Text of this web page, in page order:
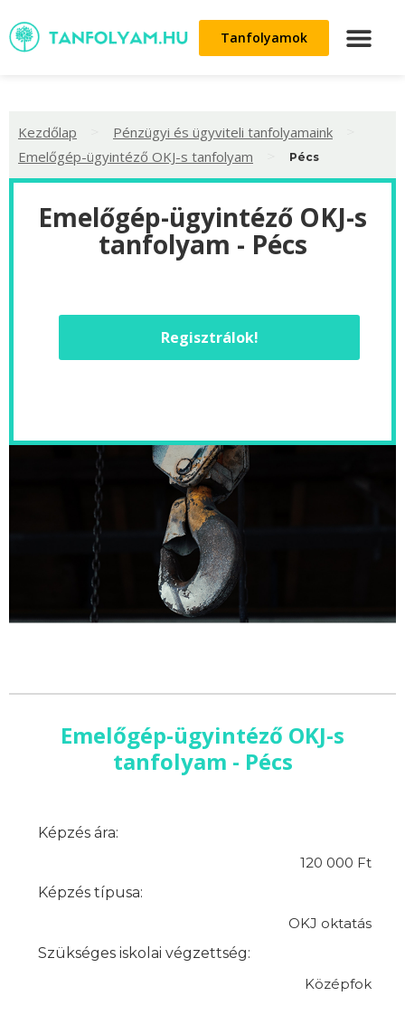
Tanfolyamok
Kezdőlap Pénzügyi és ügyviteli tanfolyamaink
Emelőgép-ügyintéző OKJ-s tanfolyam Pécs
Emelőgép-ügyintéző OKJ-s
tanfolyam - Pécs
Regisztrálok!
Emelőgép-ügyintéző OKJ-s
tanfolyam - Pécs
Képzés ára:
120 000 Ft
Képzés típusa:
OKJ oktatás
Szükséges iskolai végzettség:
Középfok